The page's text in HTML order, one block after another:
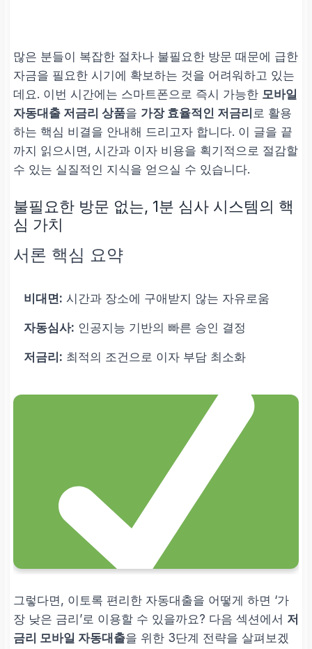
많은 분들이 복잡한 절차나 불필요한 방문 때문에 급한
자금을 필요한 시기에 확보하는 것을 어려워하고 있는
데요. 이번 시간에는 스마트폰으로 즉시 가능한 모바일
자동대출 저금리 상품을 가장 효율적인 저금리 로 활용
하는 핵심 비결을 안내해 드리고자 합니다. 이 글을 끝
까지 읽으시면, 시간과 이자 비용을 획기적으로 절감할
수 있는 실질적인 지식을 얻으실 수 있습니다.
불필요한 방문 없는, 1분 심사 시스템의 핵
심 가치
서론 핵심 요약
비대면: 시간과 장소에 구애받지 않는 자유로움
자동심사: 인공지능 기반의 빠른 승인 결정
저금리: 최적의 조건으로 이자 부담 최소화
그렇다면, 이토록 편리한 자동대출을 어떻게 하면 ‘가
장 낮은 금리’로 이용할 수 있을까요? 다음 섹션에서 저
금리 모바일 자동대출을 위한 3단계 전략을 살펴보겠